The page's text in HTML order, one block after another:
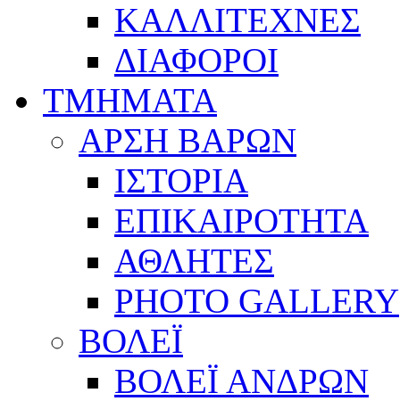
ΚΑΛΛΙΤΕΧΝΕΣ
ΔΙΑΦΟΡΟΙ
ΤΜΗΜΑΤΑ
ΑΡΣΗ ΒΑΡΩΝ
ΙΣΤΟΡΙΑ
ΕΠΙΚΑΙΡΟΤΗΤΑ
ΑΘΛΗΤΕΣ
PHOTO GALLERY
ΒΟΛΕΪ
ΒΟΛΕΪ ΑΝΔΡΩΝ